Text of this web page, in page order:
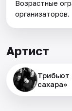
Возрастные
организаторов.
Артист
Трибьют
сахара»